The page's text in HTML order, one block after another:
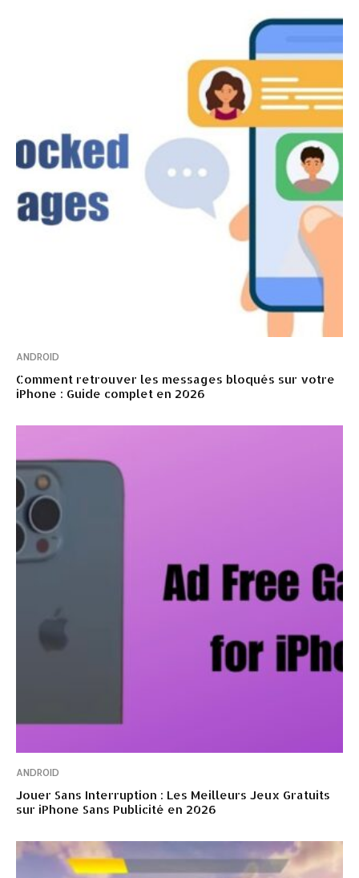
ANDROID
Comment retrouver les messages bloqués sur votre
iPhone : Guide complet en 2026
ANDROID
Jouer Sans Interruption : Les Meilleurs Jeux Gratuits
sur iPhone Sans Publicité en 2026